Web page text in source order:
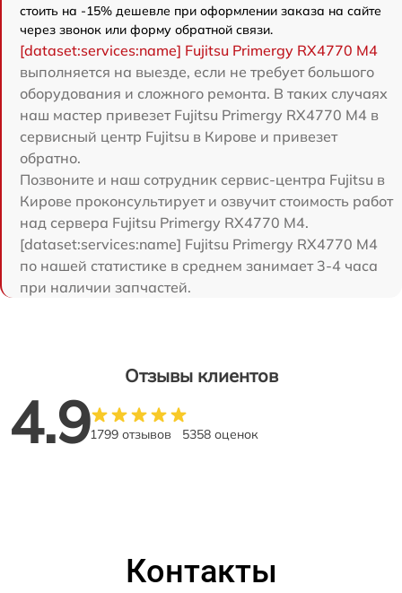
стоить на -15% дешевле при оформлении заказа на сайте
через звонок или форму обратной связи.
[dataset:services:name] Fujitsu Primergy RX4770 M4
выполняется на выезде, если не требует большого
оборудования и сложного ремонта. В таких случаях
наш мастер привезет Fujitsu Primergy RX4770 M4 в
сервисный центр Fujitsu в Кирове и привезет
обратно.
Позвоните и наш сотрудник сервис-центра Fujitsu в
Кирове проконсультирует и озвучит стоимость работ
над сервера Fujitsu Primergy RX4770 M4.
[dataset:services:name] Fujitsu Primergy RX4770 M4
по нашей статистике в среднем занимает 3-4 часа
при наличии запчастей.
Отзывы клиентов
4.91799 отзывов 5358 оценок
Контакты